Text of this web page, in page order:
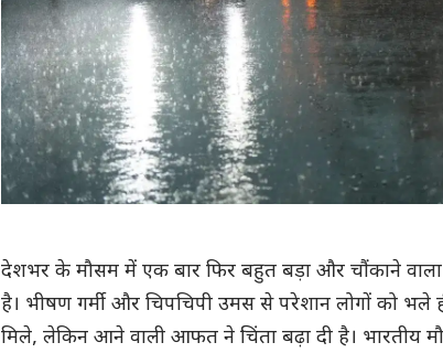
देशभर के मौसम में एक बार फिर बहुत बड़ा और चौंकाने
है। भीषण गर्मी और चिपचिपी उमस से परेशान लोगों को भले
मिले, लेकिन आने वाली आफत ने चिंता बढ़ा दी है। भारतीय